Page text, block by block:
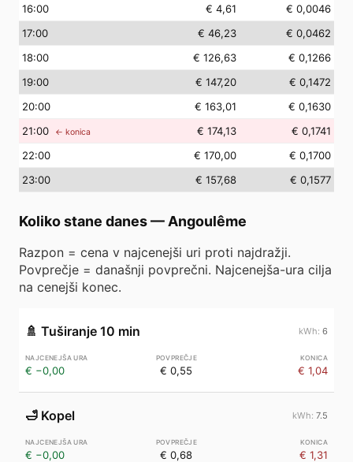
16:00 € 4,61
€ 0,0046
17:00 € 46,23
€ 0,0462
18:00 € 126,63
€ 0,1266
19:00 € 147,20
€ 0,1472
20:00 € 163,01
€ 0,1630
21:00 ← konica € 174,13
€ 0,1741
22:00 € 170,00
€ 0,1700
23:00 € 157,68 € 0,1577
Koliko stane danes— Angoulême
Razpon = cena v najcenejši uri proti najdražji.
Povprečje = današnji povprečni. Najcenejša-ura cilja
na cenejši konec.
🚿 Tuširanje 10 min 6
€ −0,00 € 0,55 € 1,04
🛁 Kopel 7.5
€ −0,00 € 0,68 € 1,31